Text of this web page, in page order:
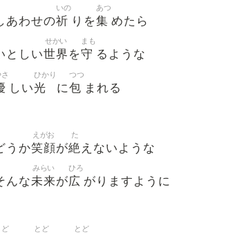
あわせの祈
いの
りを集
あつ
めたら
としい世界
せかい
を守
まも
るような
しい光
ひかり
に包
つつ
まれる
うか笑顔
えがお
が絶
た
えないような
んな未来
みらい
が広
ひろ
がりますように
ど とど とど